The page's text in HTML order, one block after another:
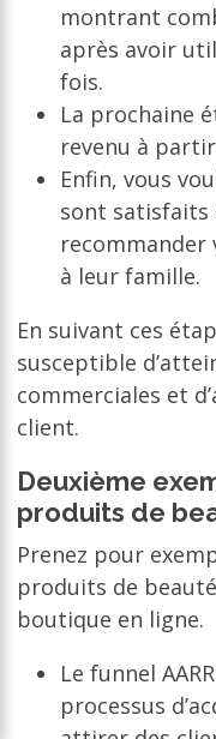
montrant
après avoir
fois.
La prochaine
revenu à
Enfin, vous
sont satisfaits
à leur famille.
En suivant ces
susceptible
commerciales et
client.
Deuxième
produits de
Prenez pour
produits de
boutique en ligne.
Le funnel
processus